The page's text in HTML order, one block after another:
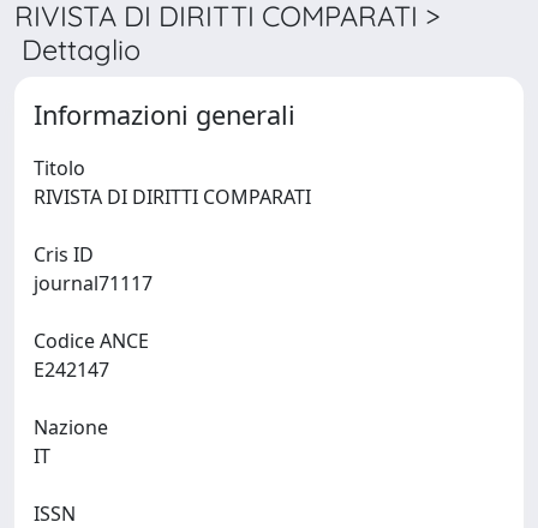
RIVISTA DI DIRITTI COMPARATI >
Dettaglio
Informazioni generali
Titolo
Cris ID
Codice ANCE
Nazione
ISSN